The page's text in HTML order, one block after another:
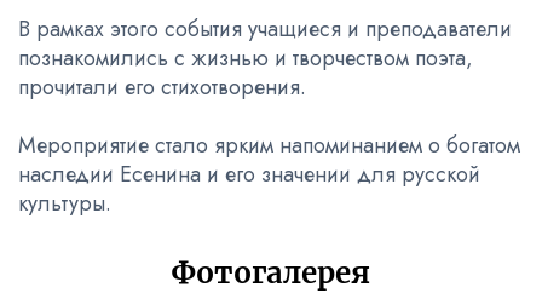
В рамках этого события учащиеся и преподаватели
познакомились с жизнью и творчеством поэта,
прочитали его стихотворения.
Мероприятие стало ярким напоминанием о богатом
наследии Есенина и его значении для русской
культуры.
Фотогалерея